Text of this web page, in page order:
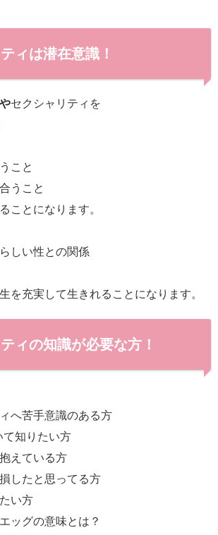
ィは潜在意識！
セクシャリティを
こと
うこと
ことになります。
しい性との関係
を充実して生きれることになります。
ィの知識が必要な方！
へ苦手意識のある方
て知りたい方
えている方
したと思ってる方
い方
ッグの意味とは？